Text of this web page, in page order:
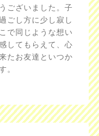
ございました。子
ごし方に少し寂し
で同じような想い
してもらえて、心
たお友達といつか
。